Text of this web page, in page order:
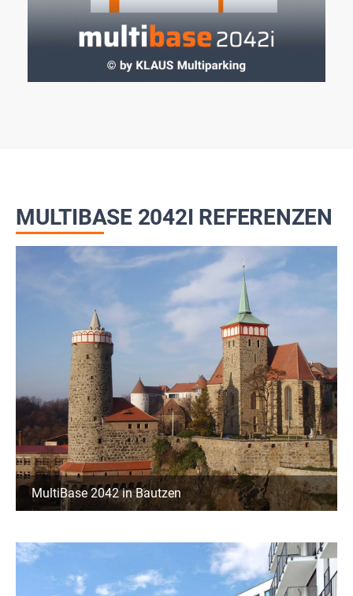
MULTIBASE 2042I REFERENZEN
MultiBase 2042 in Bautzen